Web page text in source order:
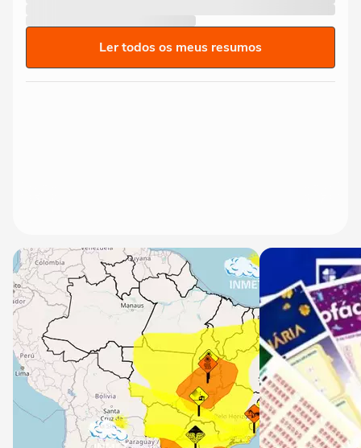
Ler todos os meus resumos